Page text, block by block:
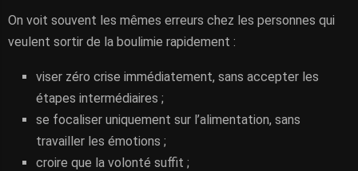
On voit souvent les mêmes erreurs chez les personnes qui
veulent sortir de la boulimie rapidement :
viser zéro crise immédiatement, sans accepter les
étapes intermédiaires ;
se focaliser uniquement sur l’alimentation, sans
travailler les émotions ;
croire que la volonté suffit ;